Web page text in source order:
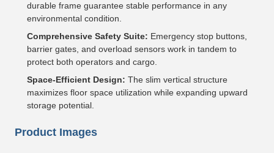
durable frame guarantee stable performance in any
environmental condition.
Comprehensive Safety Suite: Emergency stop buttons,
barrier gates, and overload sensors work in tandem to
protect both operators and cargo.
Space-Efficient Design: The slim vertical structure
maximizes floor space utilization while expanding upward
storage potential.
Product Images